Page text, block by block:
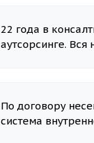
22 года в
аутсорсинге.
По договору
система